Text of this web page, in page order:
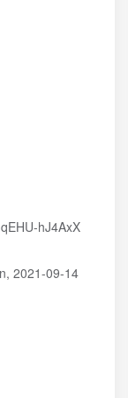
hJ4AxX
2021-09-14